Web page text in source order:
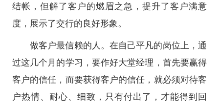
结帐，但解了客户的燃眉之急，提升了客户满意
度，展示了交行的良好形象。
做客户最信赖的人。在自己平凡的岗位上，通
过这几个月的学习，要作好大堂经理，首先要赢得
客户的信任，而要获得客户的信任，就必须对待客
户热情、耐心、细致，只有付出了，才能得到回